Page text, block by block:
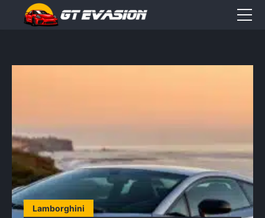
Lamborghini
Sorties
Élément
de
menu
Élément
de
menu
de
menu